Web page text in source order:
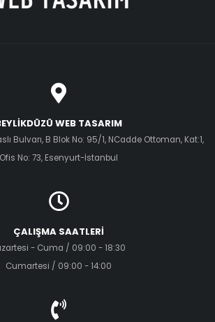
WEB TASARIM
Bulvarı, B Blok No: 95/1, NCadde Ottoman, Kat:1,
Ofis No: 73, Esenyurt-İstanbul
ÇALIŞMA SAATLERI
- Cuma / 09:00 - 18:30
Cumartesi / 09:00 - 14:00